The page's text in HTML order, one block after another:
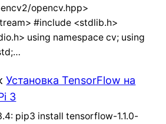
opencv.hpp>
#include <stdlib.h>
using namespace cv; using
Установка TensorFlow на
3
pip3 install tensorflow-1.1.0-